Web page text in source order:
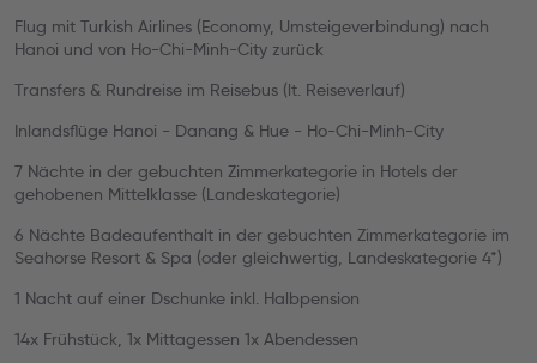
Flug mit Turkish Airlines (Economy, Umsteigeverbindung) nach
Hanoi und von Ho-Chi-Minh-City zurück
Transfers & Rundreise im Reisebus (lt. Reiseverlauf)
Inlandsflüge Hanoi - Danang & Hue - Ho-Chi-Minh-City
7 Nächte in der gebuchten Zimmerkategorie in Hotels der
gehobenen Mittelklasse (Landeskategorie)
6 Nächte Badeaufenthalt in der gebuchten Zimmerkategorie im
Seahorse Resort & Spa (oder gleichwertig, Landeskategorie 4*)
1 Nacht auf einer Dschunke inkl. Halbpension
14x Frühstück, 1x Mittagessen 1x Abendessen